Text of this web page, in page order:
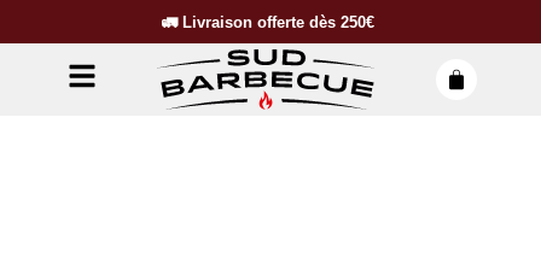
🚛 Livraison offerte dès 250€